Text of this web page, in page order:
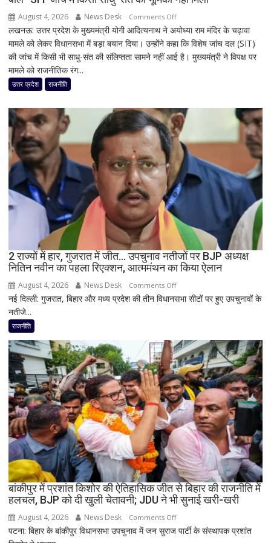
जरूरत
August 4, 2026 News Desk Comments Offon
राम
मंदिर
चढ़ावा
में
सीएम
योगी
का
बड़ा
बयान,
बोले-
SIT
जांच
में
किसी
साधु-
संत
की
भूमिका
लखनऊ: उत्तर प्रदेश के मुख्यमंत्री योगी आदित्यनाथ ने अयोध्या राम मंदिर के चढ़ावा
मामले को लेकर विधानसभा में बड़ा बयान दिया। उन्होंने कहा कि विशेष जांच दल (SIT)
की जांच में किसी भी साधु-संत की संलिप्तता सामने नहीं आई है। मुख्यमंत्री ने विपक्ष पर
मामले को राजनीतिक रंग...
उत्तर प्रदेश राजनीति
2 राज्यों में हार, गुजरात में जीत… उपचुनाव नतीजों पर BJP अध्यक्ष
नितिन नवीन का पहला रिएक्शन, आत्ममंथन का किया ऐलान
August 4, 2026 News Desk Comments Offon
2
गुजरात
में
जीत…
उपचुनाव
नतीजों
पर
BJP
अध्यक्ष
नितिन
नवीन
का
पहला
आत्ममंथन
नई दिल्ली: गुजरात, बिहार और मध्य प्रदेश की तीन विधानसभा सीटों पर हुए उपचुनावों के
नतीजे...
राजनीति
बांकीपुर में प्रशांत किशोर की ऐतिहासिक जीत से बिहार की राजनीति में
हलचल, BJP को दी खुली चेतावनी; JDU ने भी सुनाई खरी-खरी
August 4, 2026 News Desk Comments Offon
बांकीपुर
पटना: बिहार के बांकीपुर विधानसभा उपचुनाव में जन सुराज पार्टी के संस्थापक प्रशांत